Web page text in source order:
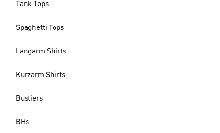
Tank Tops
Spaghetti Tops
Langarm Shirts
Kurzarm Shirts
Bustiers
BHs